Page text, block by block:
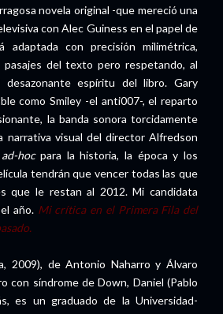
novela original -que mereció una
con Alec Guiness en el papel de
adaptada con precisión milimétrica,
pasajes del texto pero respetando, al
espíritu del libro. Gary
como Smiley -el anti007-, el reparto
la banda sonora torcidamente
narrativa visual del director Alfredson
ad-hocpara la historia, la época y los
tendrán que vencer todas las que
que le restan al 2012. Mi candidata
año. Mi crítica en el Primera Fila del
2009), de Antonio Naharro y Álvaro
con síndrome de Down, Daniel (Pablo
es un graduado de la Universidad-